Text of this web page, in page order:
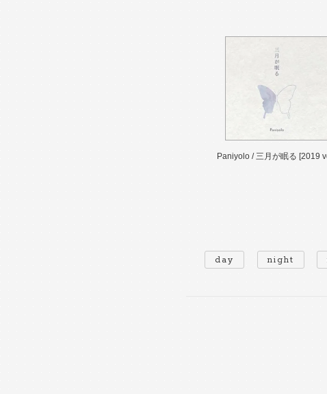
Paniyolo / 三月が眠る [2019
day night